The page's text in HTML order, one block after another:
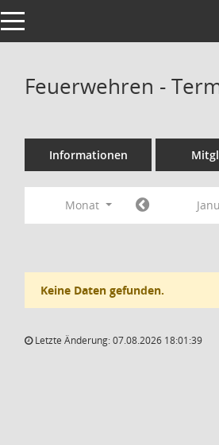
Toggle navigation
Feuerwehren -
Informationen
Monat
Keine Daten gefunden.
Letzte Änderung: 07.08.2026 18:01:39